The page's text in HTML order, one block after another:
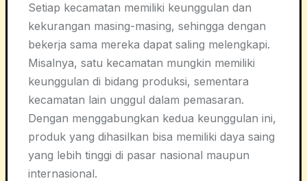
Setiap kecamatan memiliki keunggulan dan
kekurangan masing-masing, sehingga dengan
bekerja sama mereka dapat saling melengkapi.
Misalnya, satu kecamatan mungkin memiliki
keunggulan di bidang produksi, sementara
kecamatan lain unggul dalam pemasaran.
Dengan menggabungkan kedua keunggulan ini,
produk yang dihasilkan bisa memiliki daya saing
yang lebih tinggi di pasar nasional maupun
internasional.